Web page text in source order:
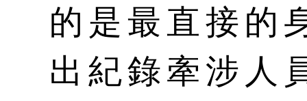
的是最直接的
出紀錄牽涉人